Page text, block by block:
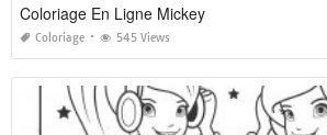
Coloriage En Ligne Mickey
Coloriage 545 Views